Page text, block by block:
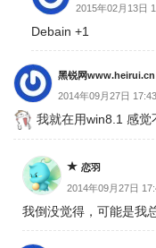
2015年02月13日
Debain +1
黑锐网www.heirui.cn
2014年09月27日 17:43
我就在用win8.1 感觉
恋羽
2014年09月27日
我倒没觉得，可能是我